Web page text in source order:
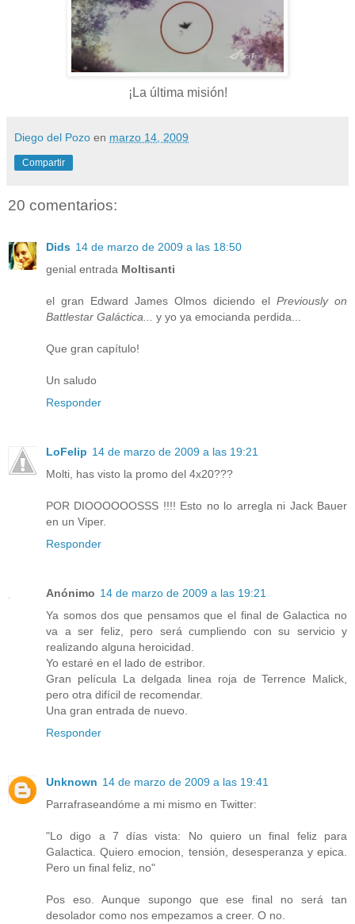
¡La última misión!
Diego del Pozo en marzo 14, 2009
Compartir
20 comentarios:
Dids 14 de marzo de 2009 a las 18:50
genial entrada Moltisanti
el gran Edward James Olmos diciendo el Previously on
Battlestar Galáctica...
y yo ya emocianda perdida...
Que gran capítulo!
Un saludo
Responder
LoFelip 14 de marzo de 2009 a las 19:21
Molti, has visto la promo del 4x20???
POR DIOOOOOOSSS !!!! Esto no lo arregla ni Jack Bauer
en un Viper.
Responder
Anónimo 14 de marzo de 2009 a las 19:21
Ya somos dos que pensamos que el final de Galactica no
va a ser feliz, pero será cumpliendo con su servicio y
realizando alguna heroicidad.
Yo estaré en el lado de estribor.
Gran película La delgada linea roja de Terrence Malick,
pero otra difícil de recomendar.
Una gran entrada de nuevo.
Responder
Unknown 14 de marzo de 2009 a las 19:41
Parrafraseandóme a mi mismo en Twitter:
"Lo digo a 7 días vista: No quiero un final feliz para
Galactica. Quiero emocion, tensión, desesperanza y epica.
Pero un final feliz, no"
Pos eso. Aunque supongo que ese final no será tan
desolador como nos empezamos a creer. O no.